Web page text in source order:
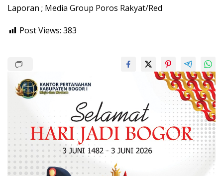
Laporan ; Media Group Poros Rakyat/Red
Post Views: 383